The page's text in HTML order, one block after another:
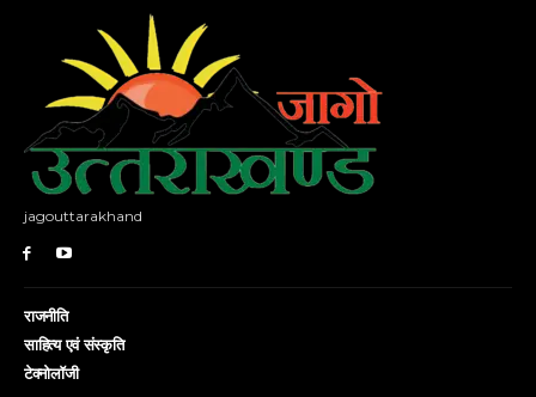
jagouttarakhand
राजनीति
साहित्य एवं संस्कृति
टेक्नोलॉजी